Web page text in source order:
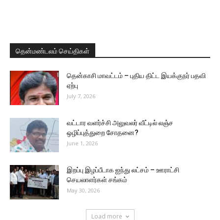
தென்மண்டலம் செய்திகள்
தென்காசி மாவட்டம் – புதிய திட்ட இயக்குநர் பதவி
ஏற்பு
July 7, 2026
வட்டார வளர்ச்சி அலுவலர் வீட்டில் லஞ்ச
ஒழிப்புத்துறை சோதனை?
June 1, 2026
இறப்பு இழப்பீடாக ஐந்து லட்சம் – ஊராட்சி
செயலாளர்கள் சங்கம்
May 30, 2026
Load more